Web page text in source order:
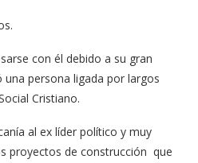
con él debido a su gran
persona ligada por largos
Cristiano.
al ex líder político y muy
proyectos de construcción que